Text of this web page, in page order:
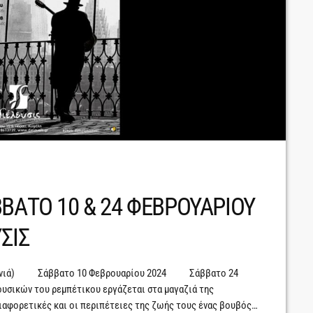
10 & 24 ΦΕΒΡΟΥΑΡΙΟΥ
Σάββατο 10 Φεβρουαρίου 2024 Σάββατο 24
του ρεμπέτικου εργάζεται στα μαγαζιά της
και οι περιπέτειες της ζωής τους ένας βουβός